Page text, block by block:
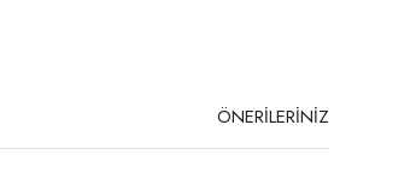
ÖNERİLERİNİZ